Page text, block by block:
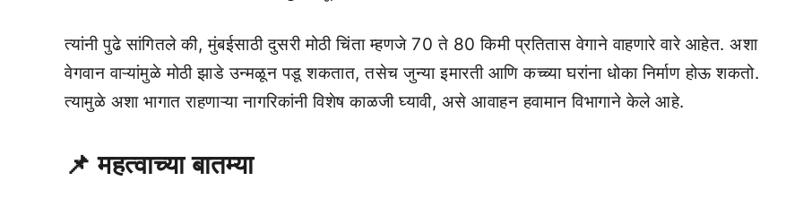
त्यांनी पुढे सांगितले की, मुंबईसाठी दुसरी मोठी चिंता म्हणजे 70 ते 80 किमी प्रतितास वेगाने वाहणारे वारे आहेत. अशा
वेगवान वाऱ्यांमुळे मोठी झाडे उन्मळून पडू शकतात, तसेच जुन्या इमारती आणि कच्च्या घरांना धोका निर्माण होऊ शकतो.
त्यामुळे अशा भागात राहणाऱ्या नागरिकांनी विशेष काळजी घ्यावी, असे आवाहन हवामान विभागाने केले आहे.
📌महत्वाच्या बातम्या